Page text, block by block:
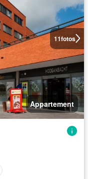
11fotos
Appartement